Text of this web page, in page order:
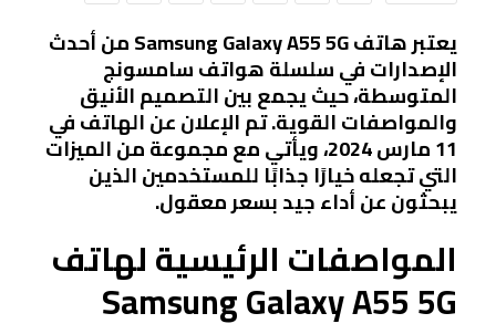
يعتبر هاتفSamsung Galaxy A55 5Gمن أحدث
الإصدارات في سلسلة هواتف سامسونج
المتوسطة، حيث يجمع بين التصميم الأنيق
والمواصفات القوية. تم الإعلان عن الهاتف في
11 مارس 2024، ويأتي مع مجموعة من الميزات
التي تجعله خيارًا جذابًا للمستخدمين الذين
يبحثون عن أداء جيد بسعر معقول.
المواصفات الرئيسية لهاتف
Samsung Galaxy A55 5G